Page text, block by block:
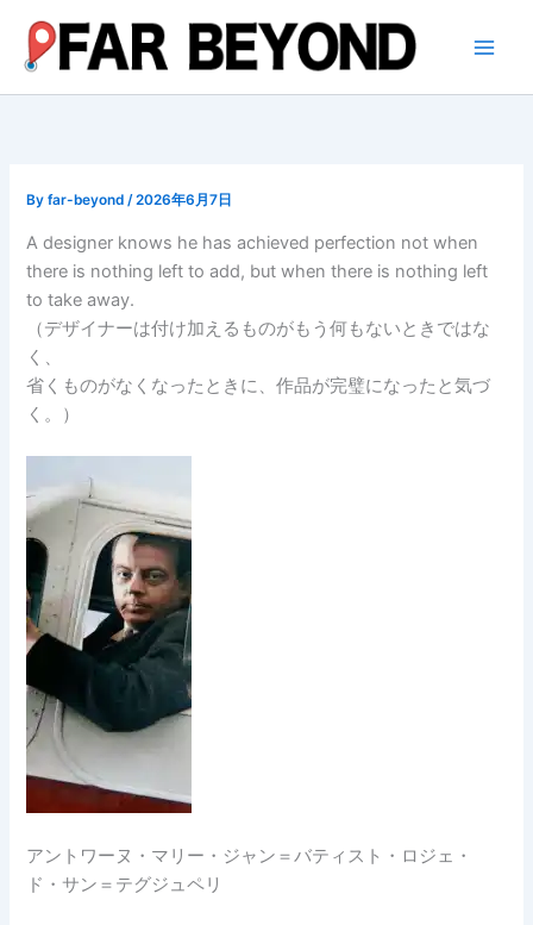
ス
Byfar-beyond/2026年6月7日
A designer knows he has achieved perfection not when
there is nothing left to add, but when there is nothing left
to take away.
（デザイナーは付け加えるものがもう何もないときではな
く、
省くものがなくなったときに、作品が完璧になったと気づ
く。）
アントワーヌ・マリー・ジャン＝バティスト・ロジェ・
ド・サン＝テグジュペリ